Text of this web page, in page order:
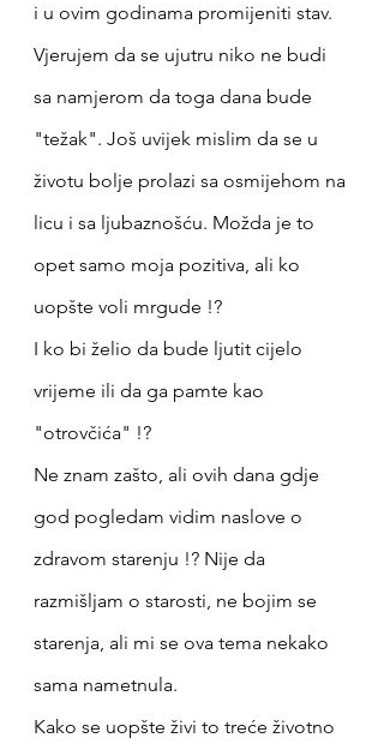
i u ovim godinama promijeniti stav.
Vjerujem da se ujutru niko ne budi
sa namjerom da toga dana bude
"težak". Još uvijek mislim da se u
životu bolje prolazi sa osmijehom na
licu i sa ljubaznošću. Možda je to
opet samo moja pozitiva, ali ko
uopšte voli mrgude !?
I ko bi želio da bude ljutit cijelo
vrijeme ili da ga pamte kao
"otrovčića" !?
Ne znam zašto, ali ovih dana gdje
god pogledam vidim naslove o
zdravom starenju !? Nije da
razmišljam o starosti, ne bojim se
starenja, ali mi se ova tema nekako
sama nametnula.
Kako se uopšte živi to treće životno